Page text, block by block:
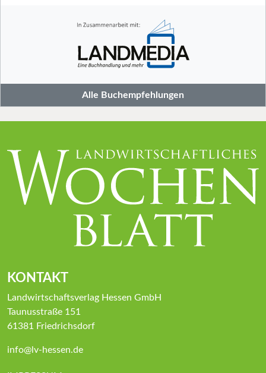
Alle Buchempfehlungen
KONTAKT
Landwirtschaftsverlag Hessen GmbH
Taunusstraße 151
61381 Friedrichsdorf
info@lv-hessen.de